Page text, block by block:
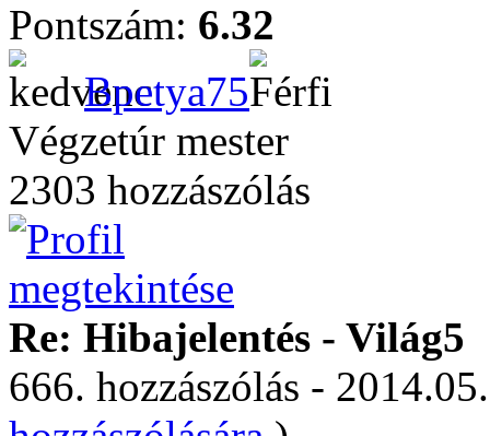
Pontszám: 6.32
Bpetya75
Végzetúr mester
2303 hozzászólás
Re: Hibajelentés - Világ5
666. hozzászólás -